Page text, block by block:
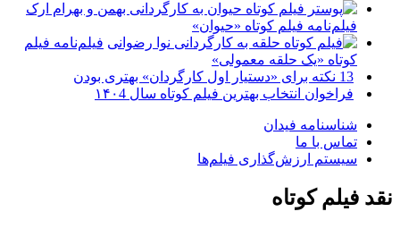
فیلم‌نامه فیلم کوتاه «حیوان»
فیلم‌نامه فیلم
کوتاه «یک حلقه معمولی»
13 نکته برای «دستیار اول کارگردان» بهتری بودن
فراخوان انتخاب بهترین فیلم کوتاه سال ۱۴۰4
شناسنامه فیدان
تماس با ما
سیستم ارزش‌گذاری فیلم‌ها
نقد فیلم کوتاه